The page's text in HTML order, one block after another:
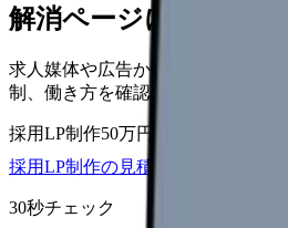
解消ページにできます
求人媒体や広告から来た看護師が
制、働き方を確認して応募できる
採用LP制作50万円〜
採用LP制作の見積もりを依頼
30秒チェック